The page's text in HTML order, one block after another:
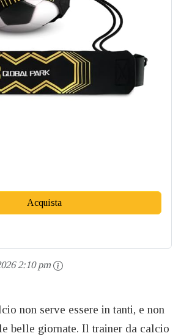
Acquista
2:10 pm
non serve essere in tanti, e non
belle giornate. Il trainer da calcio